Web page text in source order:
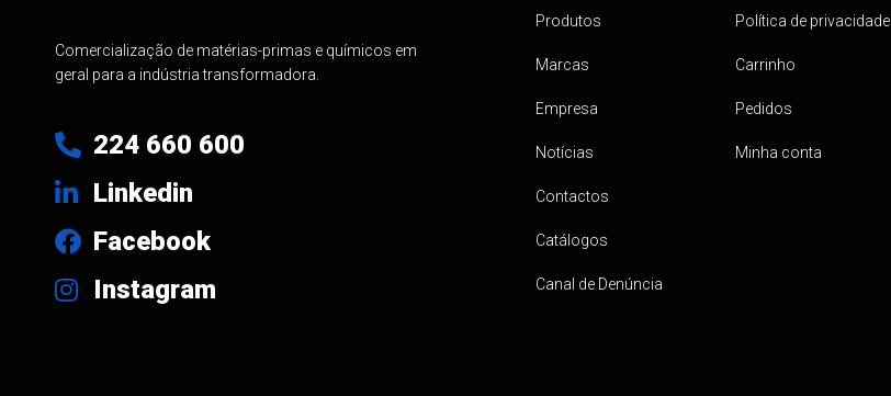
Comercialização de matérias-primas e químicos em
geral para a indústria transformadora.
224 660 600
Linkedin
Facebook
Instagram
Produtos
Marcas
Empresa
Notícias
Contactos
Catálogos
Canal de Denúncia
Política de privacidade
Carrinho
Pedidos
Minha conta